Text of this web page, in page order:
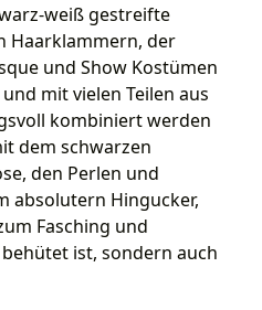
weiß gestreifte
Haarklammern, der
und Show Kostümen
mit vielen Teilen aus
kombiniert werden
dem schwarzen
den Perlen und
absolutern Hingucker,
Fasching und
ist, sondern auch